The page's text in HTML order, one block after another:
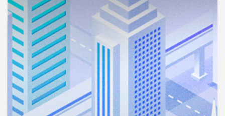
เพล
ย์
ลิ
สต์
ของ
คุณ